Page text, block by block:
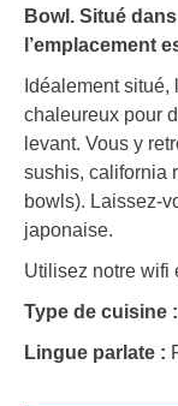
Bowl. Situé
l’emplacement
Idéalement
chaleureux pour
levant. Vous y
sushis, california
bowls). Laissez-
japonaise.
Utilisez notre wifi
Type de cuisine :
Lingue parlate :